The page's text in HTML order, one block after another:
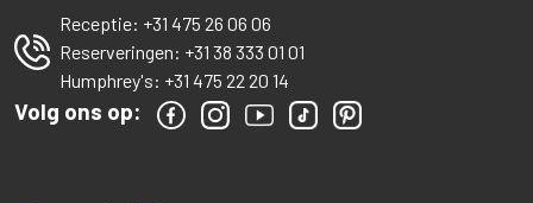
Receptie: +31 475 26 06 06
Reserveringen: +31 38 333 01 01
Humphrey's: +31 475 22 20 14
Volg ons op: